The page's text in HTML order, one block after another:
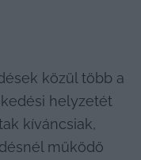
közül több a
helyzetét
kíváncsiak,
működő